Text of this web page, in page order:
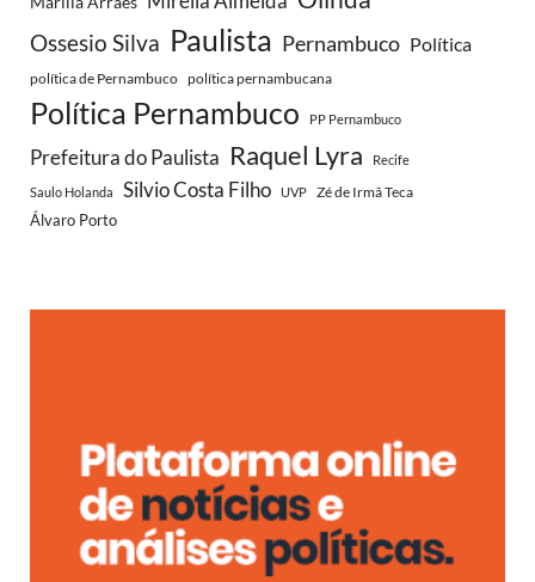
Ossesio Silva Paulista Pernambuco Política
política de Pernambuco política pernambucana
Política Pernambuco PP Pernambuco
Prefeitura do Paulista Raquel Lyra Recife
Saulo Holanda Silvio Costa Filho UVP Zé de Irmã Teca
Álvaro Porto